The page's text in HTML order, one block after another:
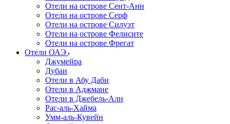
Отели на острове Сент-Анн
Отели на острове Серф
Отели на острове Силуэт
Отели на острове Фелисите
Отели на острове Фрегат
Отели ОАЭ
Джумейра
Дубаи
Отели в Абу Даби
Отели в Аджмане
Отели в Джебель-Али
Рас-аль-Хайма
Умм-аль-Кувейн